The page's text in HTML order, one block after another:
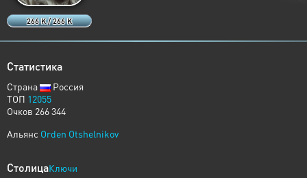
266 K / 266 K
Статистика
Страна
Россия
ТОП 12055
Очков 266 344
Альянс Orden Otshelnikov
СтолицаКлючи